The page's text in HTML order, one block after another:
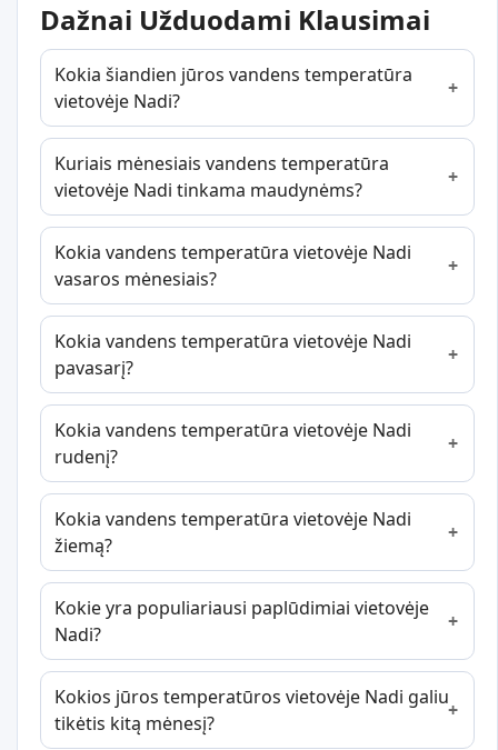
Dažnai Užduodami Klausimai
Kokia šiandien jūros vandens temperatūra
vietovėje Nadi?
Kuriais mėnesiais vandens temperatūra
vietovėje Nadi tinkama maudynėms?
Kokia vandens temperatūra vietovėje Nadi
vasaros mėnesiais?
Kokia vandens temperatūra vietovėje Nadi
pavasarį?
Kokia vandens temperatūra vietovėje Nadi
rudenį?
Kokia vandens temperatūra vietovėje Nadi
žiemą?
Kokie yra populiariausi paplūdimiai vietovėje
Nadi?
Kokios jūros temperatūros vietovėje Nadi galiu
tikėtis kitą mėnesį?